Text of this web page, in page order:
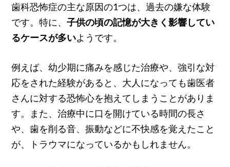
歯科恐怖症の主な原因の1つは、過去の嫌な体験
です。特に、子供の頃の記憶が大きく影響してい
るケースが多いようです。
例えば、幼少期に痛みを感じた治療や、強引な対
応をされた経験があると、大人になっても歯医者
さんに対する恐怖心を抱えてしまうことがありま
す。また、治療中に口を開けている時間の長さ
や、歯を削る音、振動などに不快感を覚えたこと
が、トラウマになっているかもしれません。